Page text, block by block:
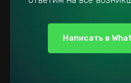
Написать в